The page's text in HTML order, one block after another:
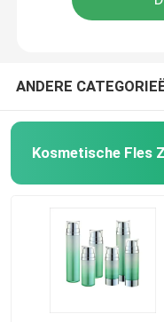
Het Geval van de
Shampoo en
middel om
ANDERE
Kosmetische Fles